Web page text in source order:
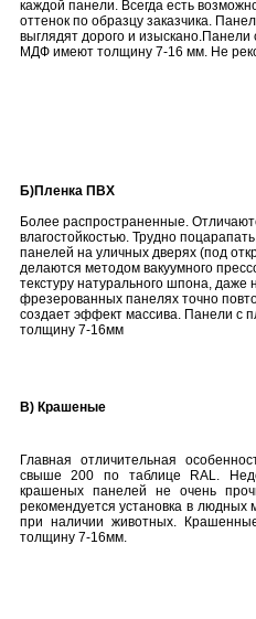
каждой панели. Всегда есть
оттенок по образцу заказчика.
выглядят дорого и
МДФ имеют толщину 7-16 мм. Не
Б)Пленка ПВХ
Более распространенные.
влагостойкостью. Трудно
панелей на уличных дверях (под
делаются методом вакуумного
текстуру натурального шпона,
фрезерованных панелях точно
создает эффект массива. Панели с
толщину 7-16мм
В) Крашеные
Главная отличительная
свыше 200 по таблице RAL.
крашеных панелей не очень
рекомендуется установка в людных
при наличии животных.
толщину 7-16мм.